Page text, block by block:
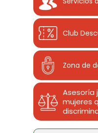
Club
Zona de
Asesoría
mujeres